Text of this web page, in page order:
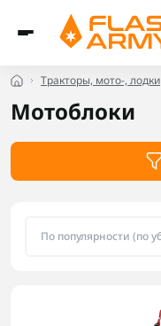
Тракторы, мото-, лодки
Мотоблоки